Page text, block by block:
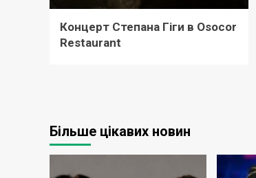
Концерт Степана Гіги в Osocor
Restaurant
Більше цікавих новин